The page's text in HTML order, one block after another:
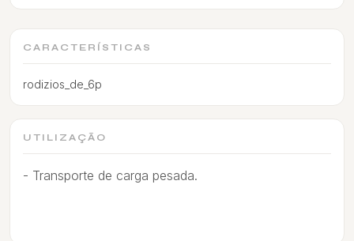
CARACTERÍSTICAS
rodizios_de_6p
UTILIZAÇÃO
- Transporte de carga pesada.